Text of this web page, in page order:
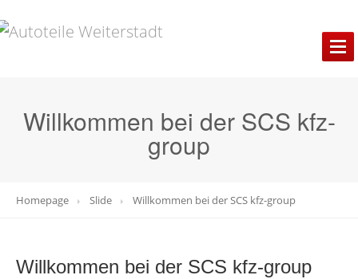
Reifen/ Felgen
Batterien
LiquimolyOilfinder
Willkommen bei der SCS kfz-
group
Homepage Slide Willkommen bei der SCS kfz-group
Willkommen bei der SCS kfz-group